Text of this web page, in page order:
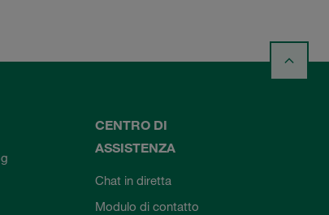
CENTRO DI
ASSISTENZA
Chat in diretta
Modulo di contatto